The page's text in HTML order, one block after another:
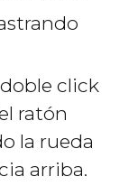
click
ratón
la rueda
arriba.